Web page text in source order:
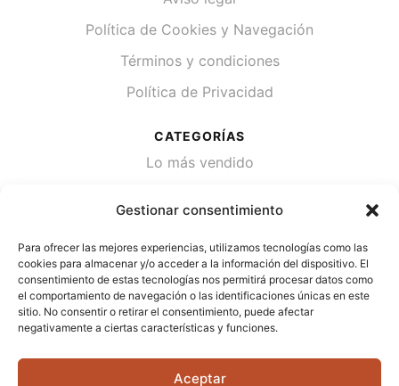
Gestionar consentimiento
Para ofrecer las mejores experiencias, utilizamos tecnologías como las
cookies para almacenar y/o acceder a la información del dispositivo. El
consentimiento de estas tecnologías nos permitirá procesar datos como
el comportamiento de navegación o las identificaciones únicas en este
sitio. No consentir o retirar el consentimiento, puede afectar
negativamente a ciertas características y funciones.
Aceptar
Política de Cookies y Navegación
Términos y condiciones
Política de Privacidad
CATEGORÍAS
Lo más vendido
Desinfección de agua
CONTACTA
Cami Primera Marrada, SN, 25600, Balaguer
info@jardipamies.com